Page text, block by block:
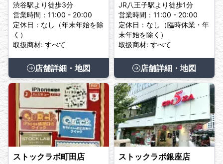
渋谷駅より徒歩3分
営業時間：11:00 - 20:00
定休日：なし（年末年始を除
く）
取扱商材: すべて
店舗詳細・地図
JR八王子駅より徒歩1分
営業時間：11:00 - 20:00
定休日：なし（臨時休業・年
末年始を除く）
取扱商材: すべて
店舗詳細・地図
ストックラボ町田店
ストックラボ銀座店